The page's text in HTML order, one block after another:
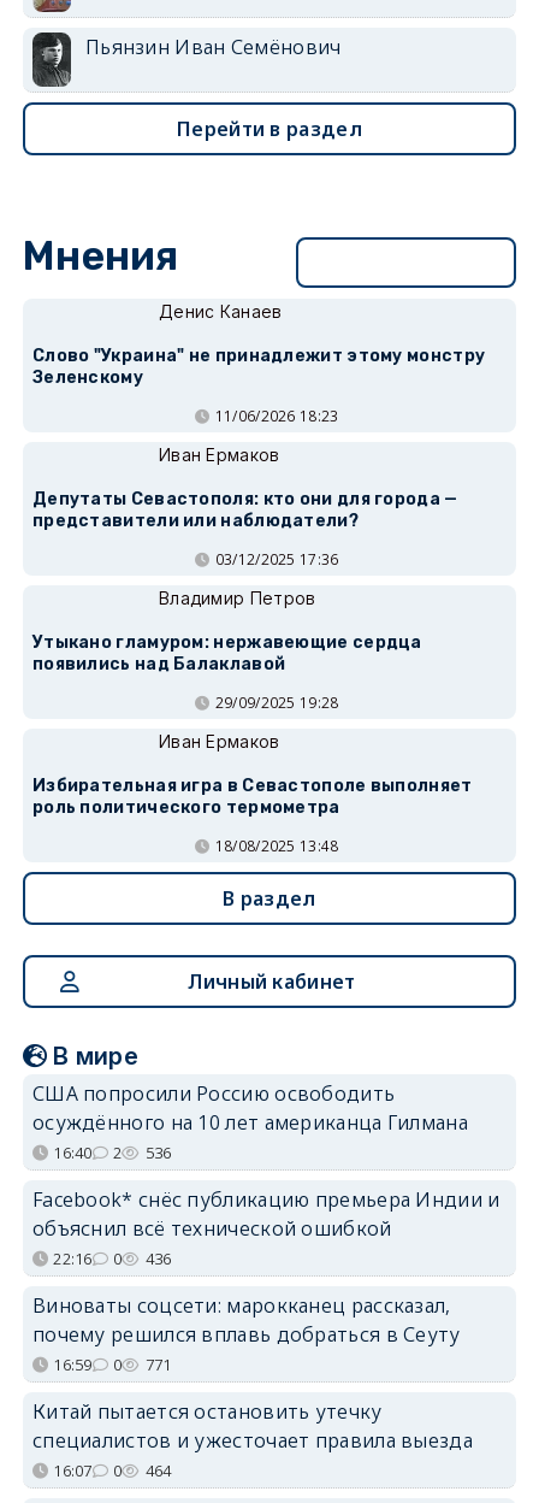
Пьянзин Иван Семёнович
Перейти в раздел
Мнения
Денис Канаев
Слово "Украина" не принадлежит этому монстру
Зеленскому
11/06/2026 18:23
Иван Ермаков
Депутаты Севастополя: кто они для города —
представители или наблюдатели?
03/12/2025 17:36
Владимир Петров
Утыкано гламуром: нержавеющие сердца
появились над Балаклавой
29/09/2025 19:28
Иван Ермаков
Избирательная игра в Севастополе выполняет
роль политического термометра
18/08/2025 13:48
В раздел
Личный кабинет
В мире
США попросили Россию освободить
осуждённого на 10 лет американца Гилмана
16:40 2 536
Facebook* снёс публикацию премьера Индии и
объяснил всё технической ошибкой
22:16 0 436
Виноваты соцсети: марокканец рассказал,
почему решился вплавь добраться в Сеуту
16:59 0 771
Китай пытается остановить утечку
специалистов и ужесточает правила выезда
16:07 0 464